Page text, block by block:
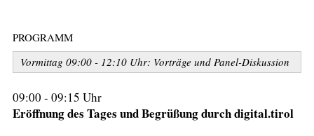
PROGRAMM
Vormittag 09:00 - 12:10 Uhr: Vorträge und Panel-Diskussion
09:00 - 09:15 Uhr
Eröffnung des Tages und Begrüßung durch digital.tirol